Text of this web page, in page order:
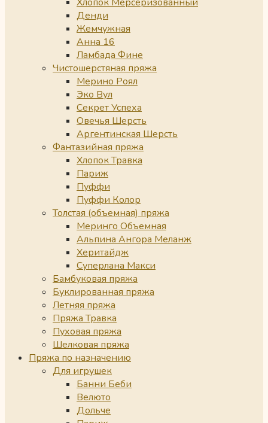
Денди
Жемчужная
Анна 16
Ламбада Фине
Чистошерстяная пряжа
Мерино Роял
Эко Вул
Секрет Успеха
Овечья Шерсть
Аргентинская Шерсть
Фантазийная пряжа
Хлопок Травка
Париж
Пуффи
Пуффи Колор
Толстая (объемная) пряжа
Меринго Объемная
Альпина Ангора Меланж
Херитайдж
Суперлана Макси
Бамбуковая пряжа
Буклированная пряжа
Летняя пряжа
Пряжа Травка
Пуховая пряжа
Шелковая пряжа
Пряжа по назначению
Для игрушек
Банни Беби
Велюто
Дольче